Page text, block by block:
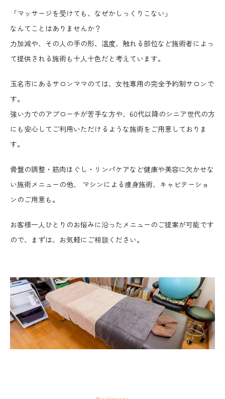
「マッサージを受けても、なぜかしっくりこない」
なんてことはありませんか？
力加減や、その人の手の形、温度、触れる部位など施術者によっ
て提供される施術も十人十色だと考えています。
玉名市にあるサロンママのては、女性専用の完全予約制サロンで
す。
強い力でのアプローチが苦手な方や、60代以降のシニア世代の方
にも 安心してご利用いただけるような施術をご用意しておりま
す。
骨盤の調整・筋肉ほぐし・リンパケアなど健康や美容に欠かせな
い施術メニューの他、
マシンによる痩身施術、キャビテーショ
ンのご用意も。
お客様一人ひとりのお悩みに沿ったメニューのご提案が可能です
ので、
まずは、お気軽にご相談ください。